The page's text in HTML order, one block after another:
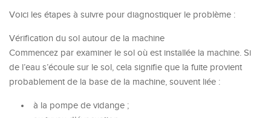
Voici les étapes à suivre pour diagnostiquer le problème :
Vérification du sol autour de la machine
Commencez par examiner le sol où est installée la machine. Si
de l’eau s’écoule sur le sol, cela signifie que la fuite provient
probablement de la base de la machine, souvent liée :
à la pompe de vidange ;